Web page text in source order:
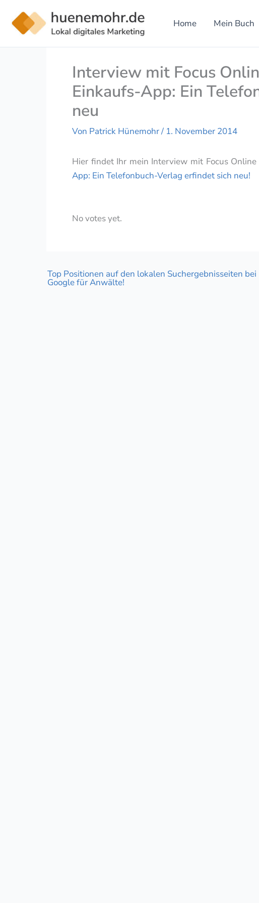
Inhalt
springen
Home Mein Buch
Interview mit Focus
Einkaufs-App: Ein
neu
Von Patrick Hünemohr/ 1. November 2014
Hier findet Ihr mein Interview mit Focus
App: Ein Telefonbuch-Verlag erfindet sich neu!
No votes yet.
Top Positionen auf den lokalen Suchergebnisseiten bei
Google für Anwälte!